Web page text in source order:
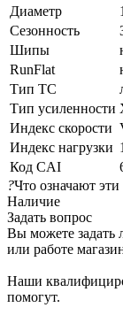
Диаметр
Сезонность
Шипы
RunFlat
Тип ТС
Тип усиленности
Индекс скорости
Индекс нагрузки
Код CAI
?Что означают
Наличие
Задать вопрос
Вы можете задать
или работе
Наши
помогут.